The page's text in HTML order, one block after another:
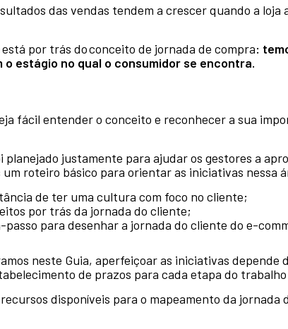
das vendas tendem a crescer quando a
está por trás do conceito de jornada de compra:
o estágio no qual o consumidor se encontra.
fácil entender o conceito e reconhecer a sua
planejado justamente para ajudar os gestores a
um roteiro básico para orientar as iniciativas nessa
de ter uma cultura com foco no cliente;
por trás da jornada do cliente;
passo para desenhar a jornada do cliente do e-
neste Guia, aperfeiçoar as iniciativas
de prazos para cada etapa do
disponíveis para o mapeamento da